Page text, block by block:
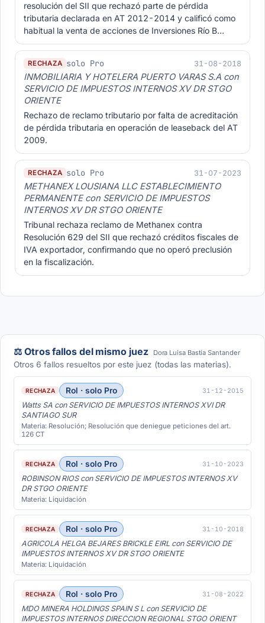
resolución del SII que rechazó parte de pérdida
tributaria declarada en AT 2012-2014 y calificó como
habitual la venta de acciones de Inversiones Río B…
RECHAZA solo Pro 31-08-2018
INMOBILIARIA Y HOTELERA PUERTO VARAS S.A con
SERVICIO DE IMPUESTOS INTERNOS XV DR STGO
ORIENTE
Rechazo de reclamo tributario por falta de acreditación
de pérdida tributaria en operación de leaseback del AT
2009.
RECHAZA solo Pro 31-07-2023
METHANEX LOUSIANA LLC ESTABLECIMIENTO
PERMANENTE con SERVICIO DE IMPUESTOS
INTERNOS XV DR STGO ORIENTE
Tribunal rechaza reclamo de Methanex contra
Resolución 629 del SII que rechazó créditos fiscales de
IVA exportador, confirmando que no operó preclusión
en la fiscalización.
⚖️ Otros fallos del mismo juez Dora Luisa Bastía Santander
Otros 6 fallos resueltos por este juez (todas las materias).
RECHAZA Rol · solo Pro 31-12-2015
Watts SA con SERVICIO DE IMPUESTOS INTERNOS XVI DR
SANTIAGO SUR
Materia: Resolución; Resolución que deniegue peticiones del art.
126 CT
RECHAZA Rol · solo Pro 31-10-2023
ROBINSON RIOS con SERVICIO DE IMPUESTOS INTERNOS XV
DR STGO ORIENTE
Materia: Liquidación
RECHAZA Rol · solo Pro 31-10-2018
AGRICOLA HELGA BEJARES BRICKLE EIRL con SERVICIO DE
IMPUESTOS INTERNOS XV DR STGO ORIENTE
Materia: Liquidación
RECHAZA Rol · solo Pro 31-08-2022
MDO MINERA HOLDINGS SPAIN S L con SERVICIO DE
IMPUESTOS INTERNOS DIRECCION REGIONAL STGO ORIENT